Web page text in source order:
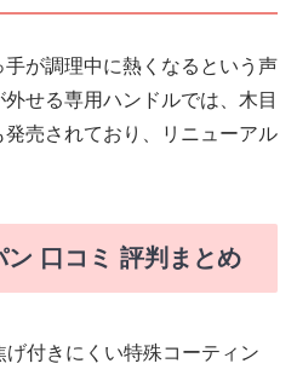
が調理中に熱くなるという声
せる専用ハンドルでは、木目
売されており、リニューアル
口コミ 評判まとめ
付きにくい特殊コーティン